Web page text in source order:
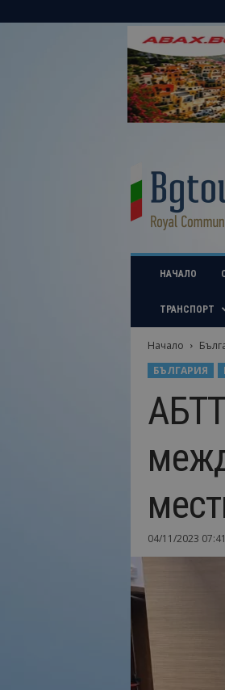
u
i
b
о
т
т
р
и
м
НАЧАЛО
ТРАНСПОРТ
Начало
БЪЛГАРИЯ
04/11/2023 07:41